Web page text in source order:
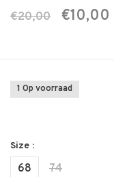
€20,00 €10,00
1 Op voorraad
Size :
68 74